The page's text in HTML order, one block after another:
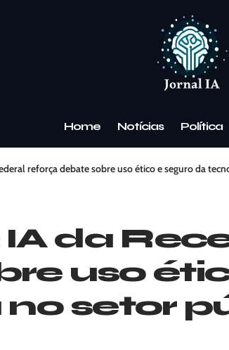
Home Notícias Política
reforça debate sobre uso ético e seguro da
da
uso
setor